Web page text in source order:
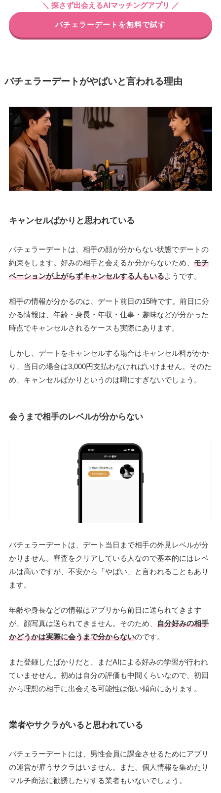
＼ 探さず出会えるAIマッチングアプリ ／
バチェラーデートを無料で試す
バチェラーデートがやばいと言われる理由
キャンセルばかりと思われている
バチェラーデートは、相手の顔が分からない状態でデートの
約束をします。好みの相手と会えるか分からないため、 モチ
ベーションが上がらずキャンセルする人もいるようです。
相手の情報が分かるのは、デート前日の15時です。前日に分
かる情報は、年齢・身長・年収・仕事・趣味などが分かった
時点でキャンセルされるケースも実際にあります。
しかし、デートをキャンセルする場合はキャンセル料がかか
り、当日の場合は3,000円支払わなければいけません。そのた
め、キャンセルばかりというのは噂にすぎないでしょう。
会うまで相手のレベルが分からない
バチェラーデートは、デート当日まで相手の外見レベルが分
かりません。審査をクリアしている人なので基本的にはレベ
ルは高いですが、不安から「やばい」と言われることもあり
ます。
年齢や身長などの情報はアプリから前日に送られてきます
が、顔写真は送られてきません。そのため、 自分好みの相手
かどうかは実際に会うまで分からないのです。
また登録したばかりだと、まだAIによる好みの学習が行われ
ていませせん。初めは自分の評価も中間くらいなので、初回
から理想の相手に出会える可能性は低い傾向にあります。
業者やサクラがいると思われている
バチェラーデートには、男性会員に課金させるためにアプリ
の運営が雇うサクラはいません。また、個人情報を集めたり
マルチ商法に勧誘したりする業者もいないでしょう。